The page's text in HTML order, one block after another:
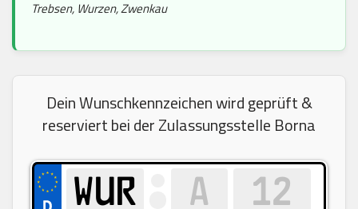
Trebsen, Wurzen, Zwenkau
Dein Wunschkennzeichen wird geprüft &
reserviert bei der Zulassungsstelle Borna